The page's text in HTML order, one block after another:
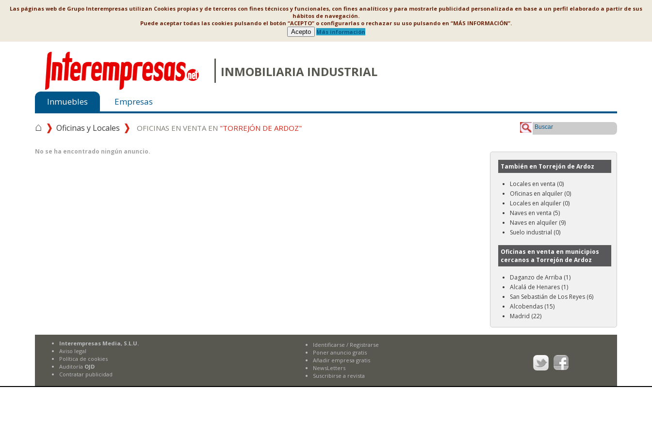
Las páginas web de Grupo Interempresas utilizan Cookies propias y de terceros con fines técnicos y funcionales, con fines analíticos y para mostrarle publicidad personalizada en base a un perfil elaborado a partir de sus
hábitos de navegación.
Puede aceptar todas las cookies pulsando el botón “ACEPTO” o configurarlas o rechazar su uso pulsando en “MÁS INFORMACIÓN”.
Acepto
Más información
INMOBILIARIA INDUSTRIAL
Inmuebles Empresas
⌂ Oficinas y Locales OFICINAS EN VENTA EN "TORREJÓN DE ARDOZ" Buscar
No se ha encontrado ningún anuncio.
También en Torrejón de Ardoz
Locales en venta (0)
Oficinas en alquiler (0)
Locales en alquiler (0)
Naves en venta (5)
Naves en alquiler (9)
Suelo industrial (0)
Oficinas en venta en municipios
cercanos a Torrejón de Ardoz
Daganzo de Arriba (1)
Alcalá de Henares (1)
San Sebastián de Los Reyes (6)
Alcobendas (15)
Madrid (22)
Interempresas Media, S.L.U.
Aviso legal
Política de cookies
Auditoría OJD
Contratar publicidad
Identificarse / Registrarse
Poner anuncio gratis
Añadir empresa gratis
NewsLetters
Suscribirse a revista